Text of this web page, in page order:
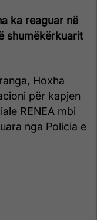
ka reaguar në
shumëkërkuarit
Hoxha
për kapjen
RENEA mbi
nga Policia e